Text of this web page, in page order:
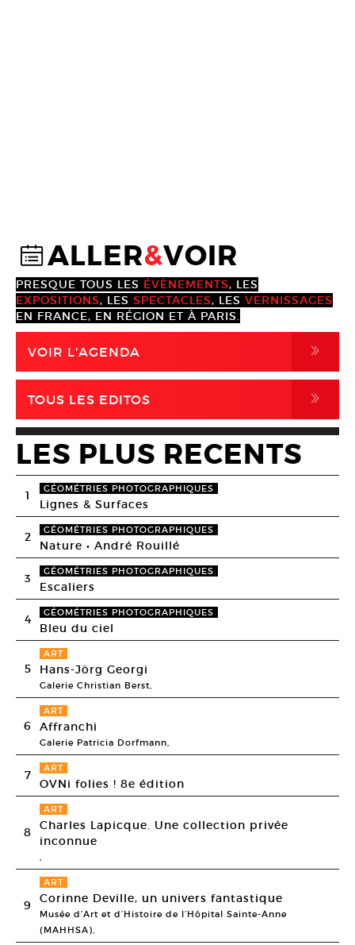
@ALLER&VOIR
PRESQUE TOUS LES ÉVÈNEMENTS, LES
EXPOSITIONS, LES SPECTACLES, LES VERNISSAGES
EN FRANCE, EN RÉGION ET À PARIS.
VOIR L'AGENDA ,
TOUS LES EDITOS ,
LES PLUS RECENTS
1 GÉOMÉTRIES PHOTOGRAPHIQUES
Lignes & Surfaces
2 GÉOMÉTRIES PHOTOGRAPHIQUES
Nature • André Rouillé
3 GÉOMÉTRIES PHOTOGRAPHIQUES
Escaliers
4 GÉOMÉTRIES PHOTOGRAPHIQUES
Bleu du ciel
5
ART
Hans-Jörg Georgi
Galerie Christian Berst,
6
ART
Affranchi
Galerie Patricia Dorfmann,
7 ART
OVNi folies ! 8e édition
8
ART
Charles Lapicque. Une collection privée
inconnue
,
9
ART
Corinne Deville, un univers fantastique
Musée d’Art et d’Histoire de l’Hôpital Sainte-Anne
(MAHHSA),